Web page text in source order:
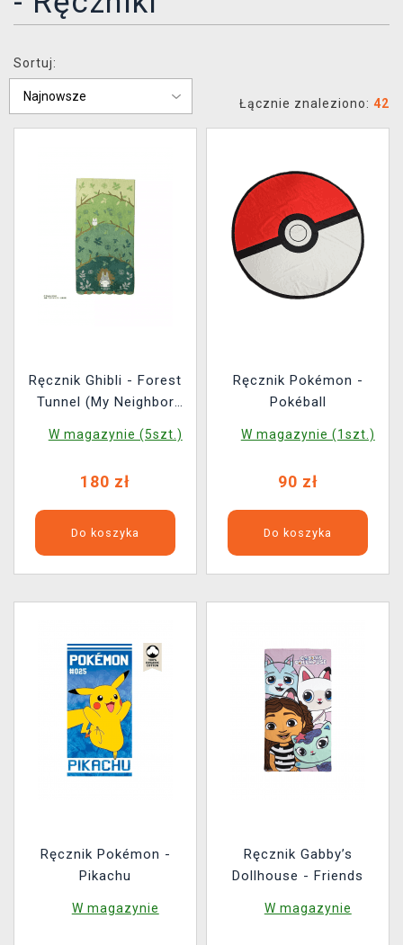
XZONE KLUB
Sortuj:
Łącznie znaleziono: 42
Ręcznik Ghibli - Forest
Tunnel (My Neighbor
W magazynie (5szt.)
180 zł
Do koszyka
Ręcznik Pokémon -
Pokéball
W magazynie (1szt.)
90 zł
Do koszyka
Ręcznik Pokémon -
Pikachu
W magazynie
Ręcznik Gabby’s
Dollhouse - Friends
W magazynie